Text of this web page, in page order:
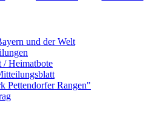
und der Welt
/ Heimatbote
Pettendorfer Rangen"